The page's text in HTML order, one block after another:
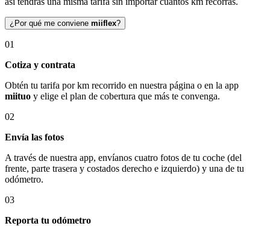
¿Por qué me conviene miiflex?
01
Cotiza y contrata
Obtén tu tarifa por km recorrido en nuestra página o en la app
miituo y elige el plan de cobertura que más te convenga.
02
Envía las fotos
A través de nuestra app, envíanos cuatro fotos de tu coche (del
frente, parte trasera y costados derecho e izquierdo) y una de tu
odómetro.
03
Reporta tu odómetro